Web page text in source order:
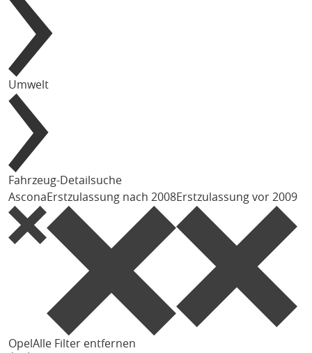
Umwelt
Fahrzeug-Detailsuche
AsconaErstzulassung nach 2008Erstzulassung vor 2009
OpelAlle Filter entfernen